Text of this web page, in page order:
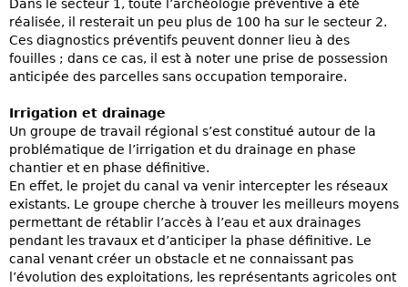
Dans le secteur 1, toute l’archéologie préventive a été
réalisée, il resterait un peu plus de 100 ha sur le secteur 2.
Ces diagnostics préventifs peuvent donner lieu à des
fouilles ; dans ce cas, il est à noter une prise de possession
anticipée des parcelles sans occupation temporaire.
Irrigation et drainage
Un groupe de travail régional s’est constitué autour de la
problématique de l’irrigation et du drainage en phase
chantier et en phase définitive.
En effet, le projet du canal va venir intercepter les réseaux
existants. Le groupe cherche à trouver les meilleurs moyens
permettant de rétablir l’accès à l’eau et aux drainages
pendant les travaux et d’anticiper la phase définitive. Le
canal venant créer un obstacle et ne connaissant pas
l’évolution des exploitations, les représentants agricoles ont